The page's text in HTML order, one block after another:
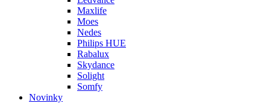
Maxlife
Moes
Nedes
Philips HUE
Rabalux
Skydance
Solight
Somfy
Novinky